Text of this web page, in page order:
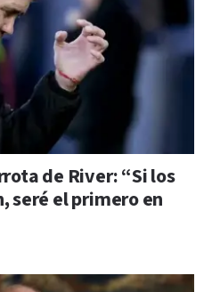
de River: “Si los
seré el primero en